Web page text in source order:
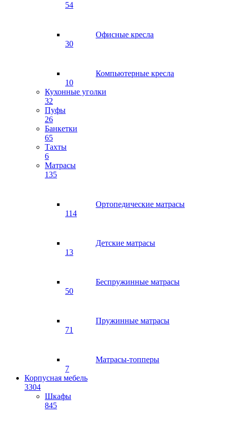
54
Офисные кресла
30
Компьютерные кресла
10
Кухонные уголки
32
Пуфы
26
Банкетки
65
Тахты
6
Матрасы
135
Ортопедические матрасы
114
Детские матрасы
13
Беспружинные матрасы
50
Пружинные матрасы
71
Матрасы-топперы
7
Корпусная мебель
3304
Шкафы
845